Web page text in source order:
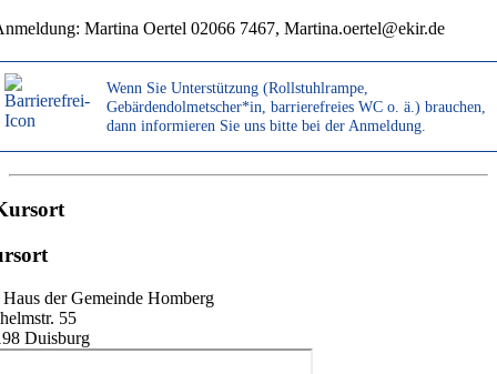
Martina Oertel 02066 7467, Martina.oertel@ekir.de
Wenn Sie Unterstützung (Rollstuhlrampe,
Gebärdendolmetscher*in, barrierefreies WC o. ä.) brauchen,
dann informieren Sie uns bitte bei der Anmeldung.
der Gemeinde Homberg
55
Duisburg